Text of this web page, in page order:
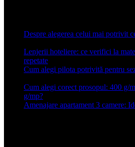
Despre alegerea celui mai potrivit
Lenjerii hoteliere: ce verifici la
repetate
Cum alegi pilota potrivită pentru
Cum alegi corect prosopul: 400 g/
g/mp?
Amenajare apartament 3 camere: